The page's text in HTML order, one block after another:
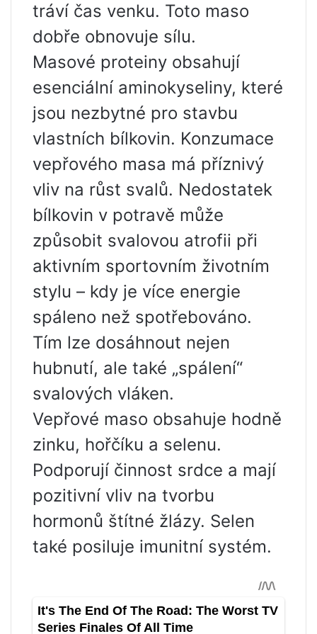
tráví čas venku. Toto maso
dobře obnovuje sílu.
Masové proteiny obsahují
esenciální aminokyseliny, které
jsou nezbytné pro stavbu
vlastních bílkovin. Konzumace
vepřového masa má příznivý
vliv na růst svalů. Nedostatek
bílkovin v potravě může
způsobit svalovou atrofii při
aktivním sportovním životním
stylu – kdy je více energie
spáleno než spotřebováno.
Tím lze dosáhnout nejen
hubnutí, ale také „spálení“
svalových vláken.
Vepřové maso obsahuje hodně
zinku, hořčíku a selenu.
Podporují činnost srdce a mají
pozitivní vliv na tvorbu
hormonů štítné žlázy. Selen
také posiluje imunitní systém.